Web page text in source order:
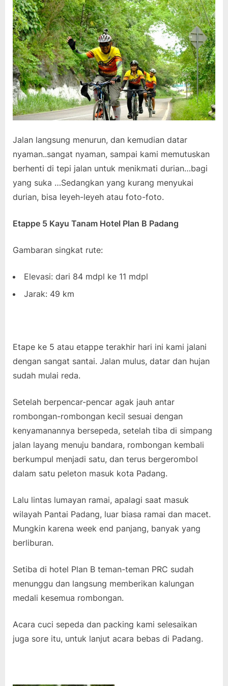
Jalan langsung menurun, dan kemudian datar
nyaman..sangat nyaman, sampai kami memutuskan
berhenti di tepi jalan untuk menikmati durian…bagi
yang suka …Sedangkan yang kurang menyukai
durian, bisa leyeh-leyeh atau foto-foto.
Etappe 5 Kayu Tanam Hotel Plan B Padang
Gambaran singkat rute:
Elevasi: dari 84 mdpl ke 11 mdpl
Jarak: 49 km
Etape ke 5 atau etappe terakhir hari ini kami jalani
dengan sangat santai. Jalan mulus, datar dan hujan
sudah mulai reda.
Setelah berpencar-pencar agak jauh antar
rombongan-rombongan kecil sesuai dengan
kenyamanannya bersepeda, setelah tiba di simpang
jalan layang menuju bandara, rombongan kembali
berkumpul menjadi satu, dan terus bergerombol
dalam satu peleton masuk kota Padang.
Lalu lintas lumayan ramai, apalagi saat masuk
wilayah Pantai Padang, luar biasa ramai dan macet.
Mungkin karena week end panjang, banyak yang
berliburan.
Setiba di hotel Plan B teman-teman PRC sudah
menunggu dan langsung memberikan kalungan
medali kesemua rombongan.
Acara cuci sepeda dan packing kami selesaikan
juga sore itu, untuk lanjut acara bebas di Padang.